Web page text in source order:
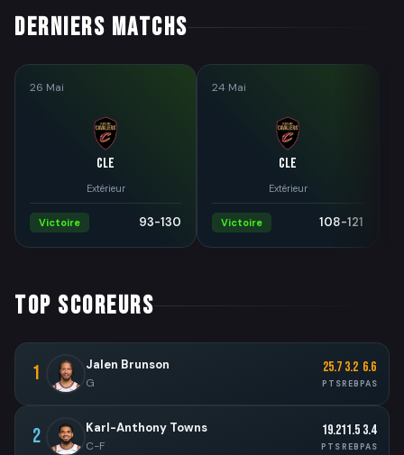
Derniers matchs
26 Mai
CLE
Extérieur
Victoire 93-130
24 Mai
CLE
Extérieur
Victoire 108-121
TOP SCOREURS
1 Jalen Brunson
G
25.7
PTS
3.2
REB
6.6
PAS
2 Karl-Anthony Towns
C-F
19.2
PTS
11.5
REB
3.4
PAS